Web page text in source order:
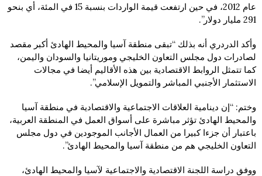
عام 2012، في حين ارتفعت قيمة الواردات بنسبة 15 في المئة، أي بنحو
291 مليار دولار”.
وأكد الدردري أنه بذلك “تبقى منطقة آسيا والمحيط الهادئ أكبر مقصد
لصادرات دول مجلس التعاون الخليجي وموريتانيا والسودان واليمن،
كما تتمثل الروابط الاقتصادية بين هذه الأقاليم أيضا في مجالات
الاستثمار الأجنبي المباشر والتمويل الإسلامي”.
وختم: “إن دينامية العلاقات الاجتماعية والاقتصادية في منطقة آسيا
والمحيط الهادئ تؤثر مباشرة على أسواق العمل في المنطقة العربية،
باعتبار أن جزءا كبيرا من العمال الأجانب الموجودين في دول مجلس
التعاون الخليجي هم من منطقة آسيا والمحيط الهادئ”.
ووفق دراسة اللجنة الاقتصادية والاجتماعية لآسيا والمحيط الهادئ،